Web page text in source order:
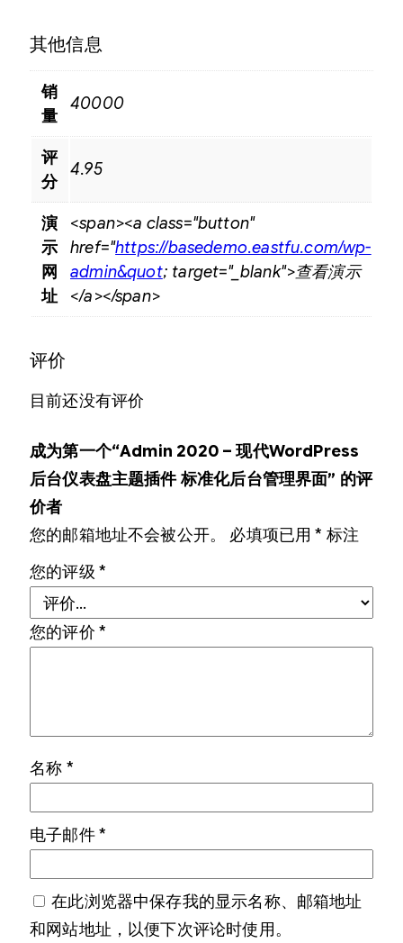
其他信息
销
量
40000
评
分
4.95
演
示
网
址
<span><a class="button"
href="https://basedemo.eastfu.com/wp-
admin&quot; target="_blank">查看演示
</a></span>
评价
目前还没有评价
成为第一个“Admin 2020 – 现代WordPress
后台仪表盘主题插件 标准化后台管理界面” 的评
价者
您的邮箱地址不会被公开。
必填项已用* 标注
您的评级 *
您的评价 *
名称 *
电子邮件*
在此浏览器中保存我的显示名称、邮箱地址
和网站地址，以便下次评论时使用。